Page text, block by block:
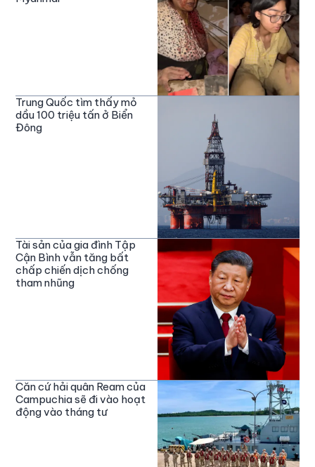
Trung Quốc tìm thấy mỏ
dầu 100 triệu tấn ở Biển
Đông
Tài sản của gia đình Tập
Cận Bình vẫn tăng bất
chấp chiến dịch chống
tham nhũng
Căn cứ hải quân Ream của
Campuchia sẽ đi vào hoạt
động vào tháng tư